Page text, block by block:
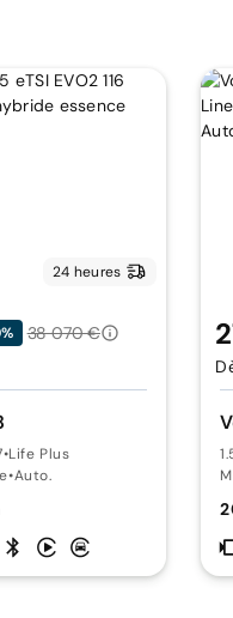
24 heures
•Life Plus
•Auto.
38 070 €